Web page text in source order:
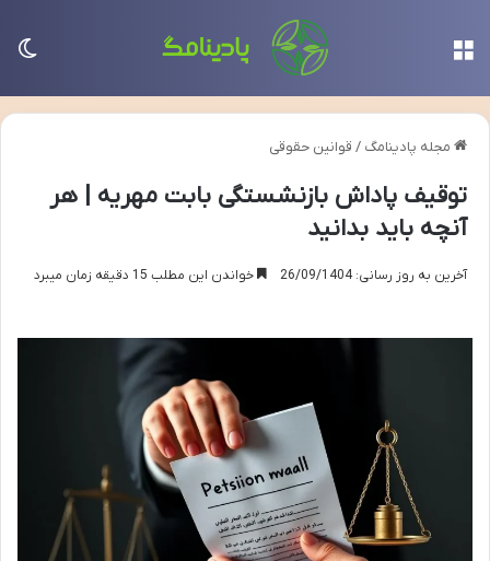
مجله پادینامگ / قوانین حقوقی
توقیف پاداش بازنشستگی بابت مهریه | هر
آنچه باید بدانید
آخرین به روز رسانی: 26/09/1404 خواندن این مطلب 15 دقیقه زمان میبرد